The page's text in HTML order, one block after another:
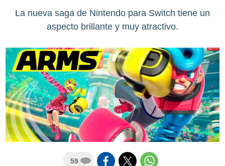
La nueva saga de Nintendo para Switch tiene un
aspecto brillante y muy atractivo.
59